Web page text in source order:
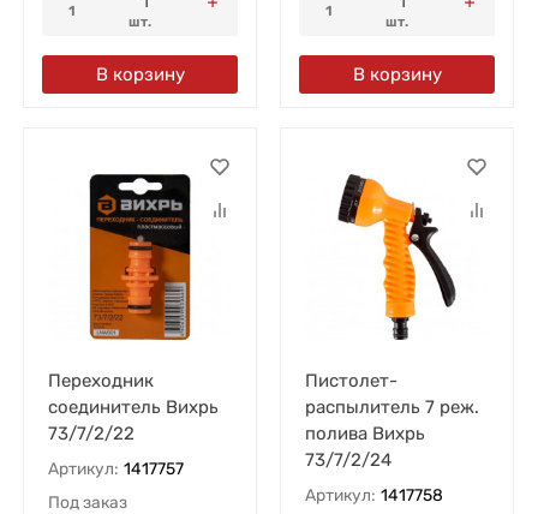
1
шт.
В корзину
1
шт.
В корзину
Переходник
соединитель Вихрь
73/7/2/22
Артикул: 1417757
Под заказ
Пистолет-
распылитель 7 реж.
полива Вихрь
73/7/2/24
Артикул: 1417758